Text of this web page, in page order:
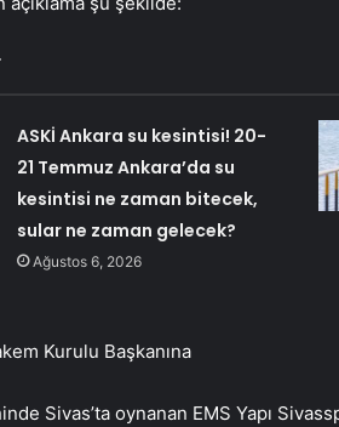
ASKİ Ankara su kesintisi! 20-
21 Temmuz Ankara’da su
kesintisi ne zaman bitecek,
sular ne zaman gelecek?
Ağustos 6, 2026
Kurulu Başkanına
Sivas’ta oynanan EMS Yapı